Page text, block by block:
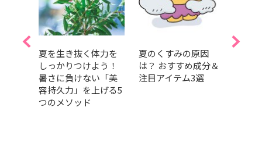
夏を生き抜く体力を
しっかりつけよう！
暑さに負けない「美
容持久力」を上げる5
つのメソッド
夏のくすみの原因
は？ おすすめ成分＆
注目アイテム3選